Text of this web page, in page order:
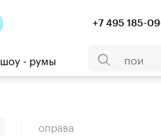
+7 495 185-
шоу - румы
оправа